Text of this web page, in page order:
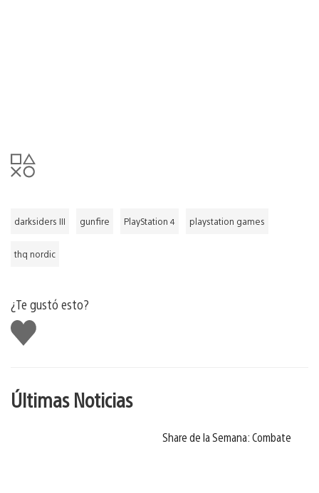
darksiders III gunfire PlayStation 4 playstation games
thq nordic
¿Te gustó esto?
Me
gusta
Últimas Noticias
Share de la Semana: Combate